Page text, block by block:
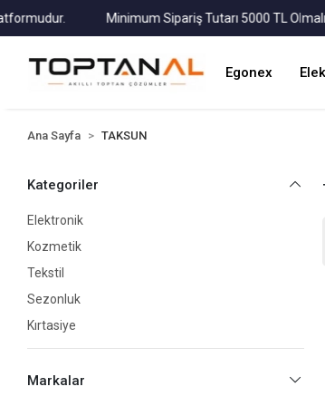
Minimum Sipariş Tutarı 5000 TL Olmalıdır.
Egonex
Ana Sayfa TAKSUN
Kategoriler
Elektronik
Kozmetik
Tekstil
Sezonluk
Kırtasiye
Markalar